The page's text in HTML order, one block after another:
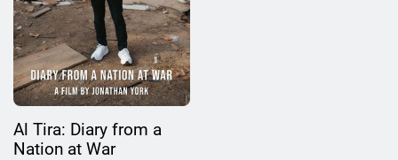
Al Tira: Diary from a
Nation at War